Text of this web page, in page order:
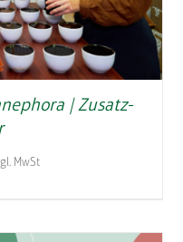
| Zusatz-
MwSt